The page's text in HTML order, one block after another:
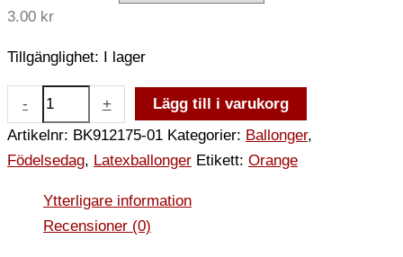
3.00 kr
Tillgänglighet: I lager
- +
Lägg till i varukorg
Artikelnr: BK912175-01 Kategorier: Ballonger,
Födelsedag, Latexballonger Etikett: Orange
Ytterligare information
Recensioner (0)